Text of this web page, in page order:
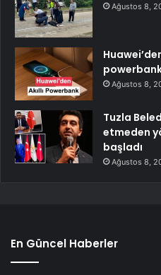
Ağustos 8,
Ağustos 8,
Tuzla
etmeden
başladı
Ağustos 8,
En Güncel Haberler